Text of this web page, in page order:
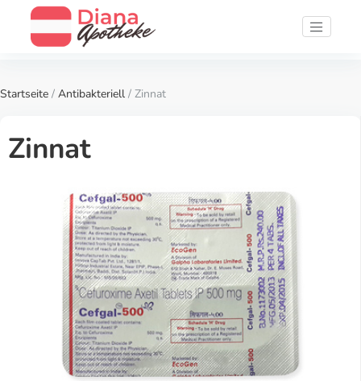
Startseite / Antibakteriell / Zinnat
Zinnat